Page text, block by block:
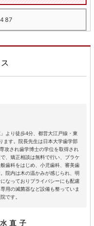
より徒歩4分、都営大江戸線・東
ます。院長先生は日本大学歯学部
攻され歯学博士の学位を取得され
、矯正相談は無料で行い、ブラケ
歯科をはじめ、小児歯科、審美歯
院内は木の温かみが感じられ、明
なっておりプライバシーにも配慮
用の滅菌器など設備も整っていま
です。
直子